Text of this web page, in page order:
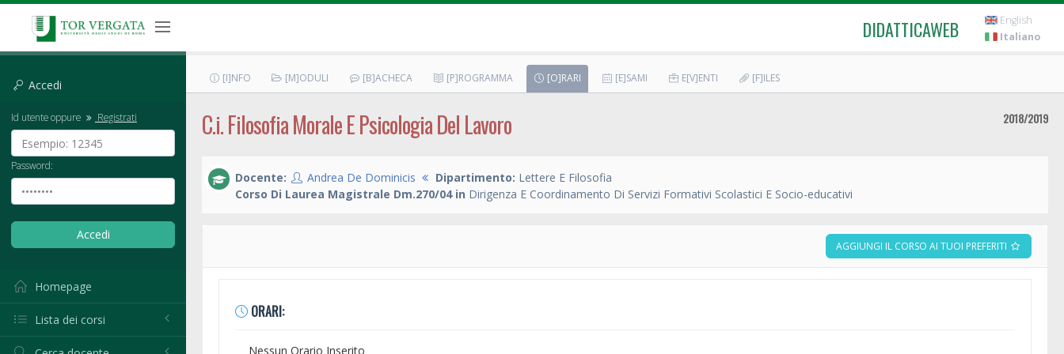
DIDATTICAWEB
English
Italiano
Accedi
Id utente oppure Registrati
Password:
Homepage
Lista dei corsi
[I]NFO [M]ODULI [B]ACHECA [P]ROGRAMMA [O]RARI [E]SAMI E[V]ENTI [F]ILES
C.i. Filosofia Morale E Psicologia Del Lavoro 2018/2019
Docente: Andrea De Dominicis Dipartimento: Lettere E Filosofia
Corso Di Laurea Magistrale Dm.270/04 in Dirigenza E Coordinamento Di Servizi Formativi Scolastici E Socio-educativi
AGGIUNGI IL CORSO AI TUOI PREFERITI
ORARI:
Nessun Orario Inserito